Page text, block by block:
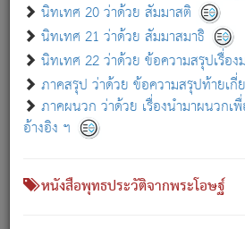
นิทเทศ 20 ว่าด้วย สัมมาสติ
นิทเทศ 21 ว่าด้วย สัมมาสมาธิ
นิทเทศ 22 ว่าด้วย ข้อความสรุปเรื่อง
ภาคสรุป ว่าด้วย ข้อความสรุปท้ายเกี่
ภาคผนวก ว่าด้วย เรื่องนำมาผนวกเ
อ้างอิง ฯ
หนังสือพุทธประวัติจากพระโอษฐ์